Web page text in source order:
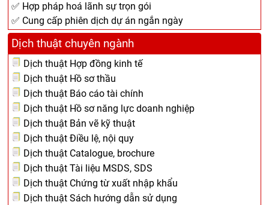
✅ Hợp pháp hoá lãnh sự trọn gói
✅ Cung cấp phiên dịch dự án ngắn ngày
Dịch thuật chuyên ngành
Dịch thuật Hợp đồng kinh tế
Dịch thuật Hồ sơ thầu
Dịch thuật Báo cáo tài chính
Dịch thuật Hồ sơ năng lực doanh nghiệp
Dịch thuật Bản vẽ kỹ thuật
Dịch thuật Điều lệ, nội quy
Dịch thuật Catalogue, brochure
Dịch thuật Tài liệu MSDS, SDS
Dịch thuật Chứng từ xuất nhập khẩu
Dịch thuật Sách hướng dẫn sử dụng